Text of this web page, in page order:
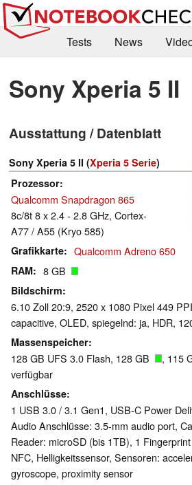
Tests News
Kaufberatung
Deals Suche
Forum
Sony Xperia 5 II
Ausstattung / Datenblatt
Sony Xperia 5 II (Xperia 5 Serie)
Prozessor
Qualcomm Snapdragon 865
8c/8t 8 x 2.4 - 2.8 GHz, Cortex-
A77 / A55 (Kryo 585)
Grafikkarte Qualcomm Adreno 650
RAM 8 GB
Bildschirm
6.10 Zoll 20:9, 2520 x 1080 Pixel 449
capacitive, OLED, spiegelnd: ja, HDR,
Massenspeicher
128 GB UFS 3.0 Flash, 128 GB
, 115
verfügbar
Anschlüsse
1 USB 3.0 / 3.1 Gen1, USB-C Power
Audio Anschlüsse: 3.5-mm audio port,
Reader: microSD (bis 1TB), 1
NFC, Helligkeitssensor, Sensoren:
gyroscope, proximity sensor